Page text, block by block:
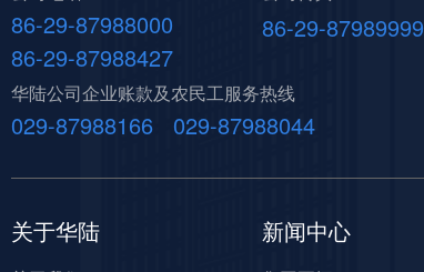
86-29-87988000
86-29-87988427
华陆公司企业账款及农民工服务热线
029-87988166 029-87988044
86-29-87989999
关于华陆 新闻中心